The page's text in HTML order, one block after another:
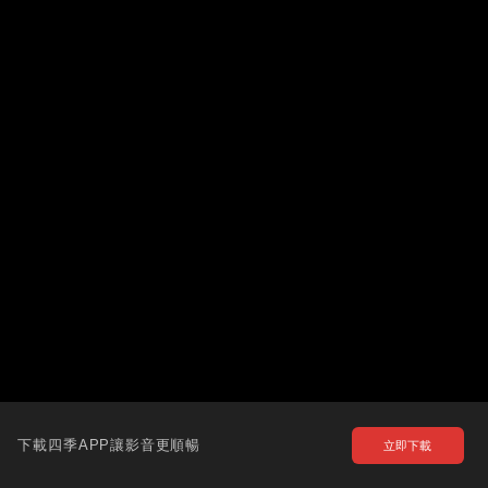
下載四季APP讓影音更順暢 立即下載